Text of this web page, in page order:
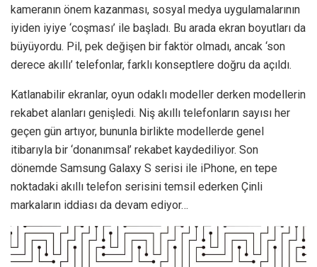
kameranın önem kazanması, sosyal medya uygulamalarının
iyiden iyiye ‘coşması’ ile başladı. Bu arada ekran boyutları da
büyüyordu. Pil, pek değişen bir faktör olmadı, ancak ‘son
derece akıllı’ telefonlar, farklı konseptlere doğru da açıldı.
Katlanabilir ekranlar, oyun odaklı modeller derken modellerin
rekabet alanları genişledi. Niş akıllı telefonların sayısı her
geçen gün artıyor, bununla birlikte modellerde genel
itibarıyla bir ‘donanımsal’ rekabet kaydediliyor. Son
dönemde Samsung Galaxy S serisi ile iPhone, en tepe
noktadaki akıllı telefon serisini temsil ederken Çinli
markaların iddiası da devam ediyor…